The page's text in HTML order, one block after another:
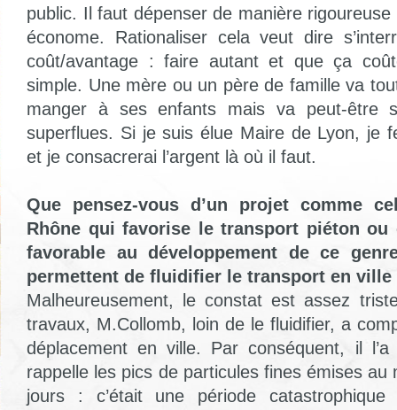
public. Il faut dépenser de manière
économe. Rationaliser cela veut dire
coût/avantage : faire autant et que ça
simple. Une mère ou un père de famille va
manger à ses enfants mais va peut-être
superflues. Si je suis élue Maire de Lyon, je
et je consacrerai l’argent là où il faut.
Que pensez-vous d’un projet comme
Rhône qui favorise le transport piéton ou
favorable au développement de ce
permettent de fluidifier le transport en ville
Malheureusement, le constat est assez
travaux, M.Collomb, loin de le fluidifier, a
déplacement en ville. Par conséquent, il
rappelle les pics de particules fines émises au
jours : c’était une période